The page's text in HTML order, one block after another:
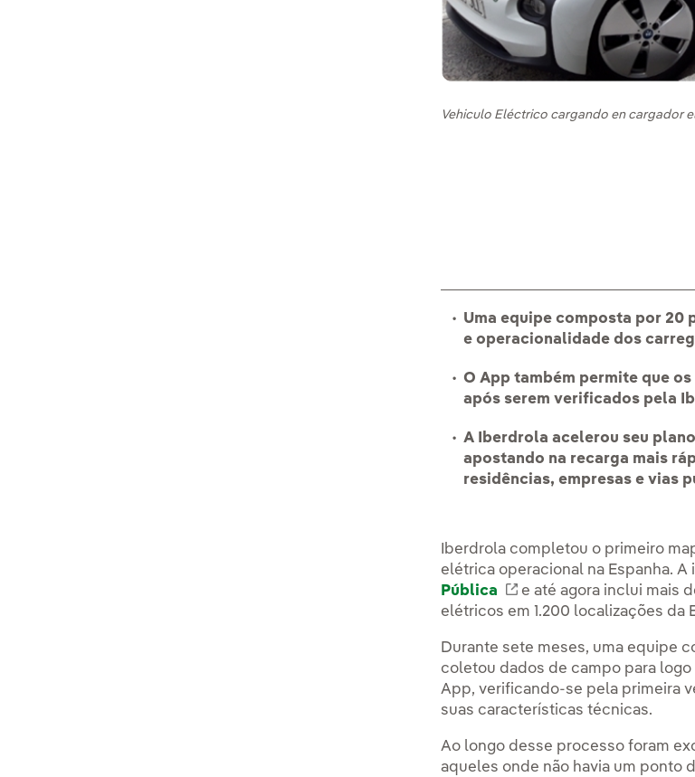
Vehiculo Eléctrico cargando en cargador
Uma equipe composta por 20
e operacionalidade dos
O App também permite que
após serem verificados pela
A Iberdrola acelerou seu
apostando na recarga mais
residências, empresas e vias
Iberdrola completou o primeiro
elétrica operacional na Espanha.
Pública
Link externo, abra em
e até agora inclui mais
elétricos em 1.200 localizações da
Durante sete meses, uma equipe
coletou dados de campo para
App, verificando-se pela primeira
suas características técnicas.
Ao longo desse processo foram
aqueles onde não havia um ponto